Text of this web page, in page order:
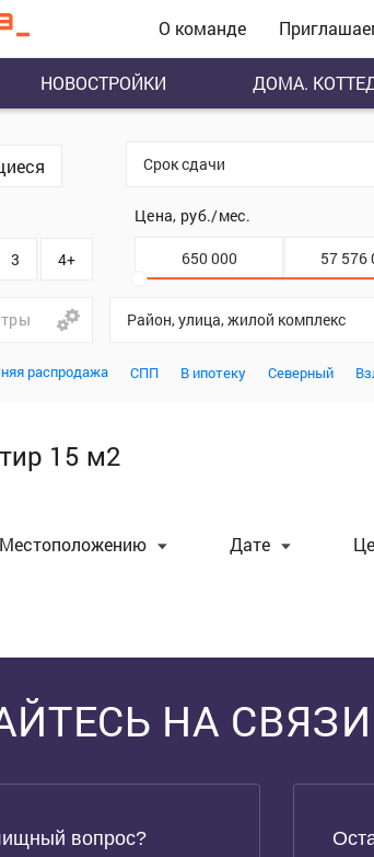
О команде
НОВОСТРОЙКИ ДОМА.
Срок сдачи
3 4+
Цена, руб./мес.
Район, улица, жилой комплекс
распродажа СПП В ипотеку Северный
15 м2
Местоположению Дате
НА СВЯЗИ
вопрос?